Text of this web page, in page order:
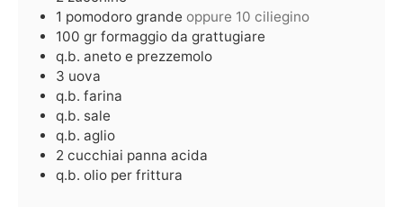
1 pomodoro grande oppure 10 ciliegino
100 gr formaggio da grattugiare
q.b. aneto e prezzemolo
3 uova
q.b. farina
q.b. sale
q.b. aglio
2 cucchiai panna acida
q.b. olio per frittura